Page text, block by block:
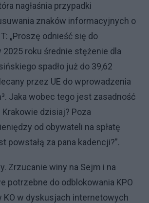
nagłaśnia przypadki
znaków informacyjnych o
„Proszę odnieść się do
roku średnie stężenie dla
spadło już do 39,62
przez UE do wprowadzenia
Jaka wobec tego jest zasadność
dzisiaj? Poza
od obywateli na spłatę
powstałą za pana kadencji?”.
Zrzucanie winy na Sejm i na
potrzebne do odblokowania KPO
KO w dyskusjach internetowych